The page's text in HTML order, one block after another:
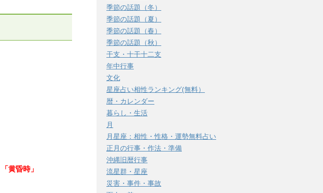
「黄昏時」
季節の話題（冬）
季節の話題（夏）
季節の話題（春）
季節の話題（秋）
干支・十干十二支
年中行事
文化
星座占い相性ランキング(無料）
暦・カレンダー
暮らし・生活
月
月星座：相性・性格・運勢無料占い
正月の行事・作法・準備
沖縄旧暦行事
流星群・星座
災害・事件・事故